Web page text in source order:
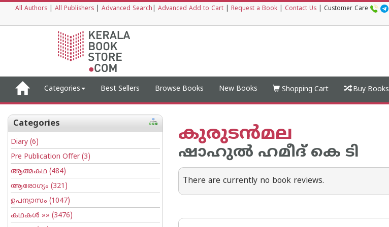
All Authors All Publishers Advanced Search Advanced Add to Cart Request a Book Contact Us Customer Care
Categories Best Sellers Browse Books New Books Shopping Cart Buy Books
Categories
Diary (6)
Pre Publication Offer(3)
ആത്മകഥ (484)
ആരോഗ്യം (321)
ഉപന്യാസം (1047)
കഥകള്‍ »» (3476)
കുരുടന്‍മല
ഷാഹുല്‍ ഹമീദ് കെ ടി
There are currently no book reviews.